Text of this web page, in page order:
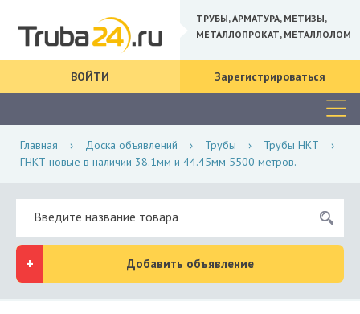
ТРУБЫ, АРМАТУРА, МЕТИЗЫ,
МЕТАЛЛОПРОКАТ, МЕТАЛЛОЛОМ
ВОЙТИ Зарегистрироваться
Главная › Доска объявлений › Трубы › Трубы НКТ
›
ГНКТ новые в наличии 38.1мм и 44.45мм 5500 метров.
Добавить объявление